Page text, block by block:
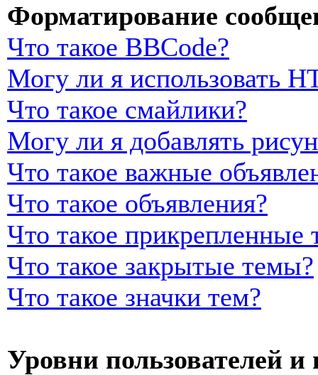
Форматирование
Что такое BBCode?
Могу ли я использовать
Что такое смайлики?
Могу ли я добавлять
Что такое важные
Что такое объявления?
Что такое прикрепленные
Что такое закрытые темы?
Что такое значки тем?
Уровни пользователей